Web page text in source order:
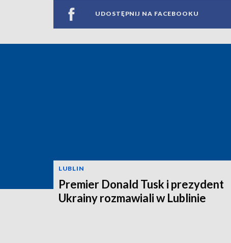
UDOSTĘPNIJ NA FACEBOOKU
LUBLIN
Premier Donald Tusk i prezydent
Ukrainy rozmawiali w Lublinie